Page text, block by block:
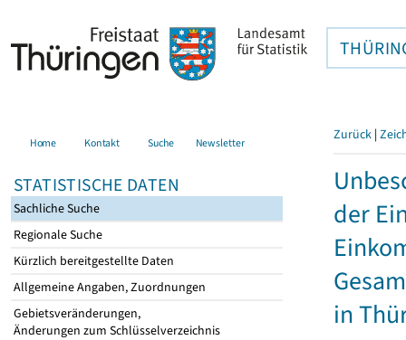
Home Kontakt Suche Newsletter
STATISTISCHE DATEN
Sachliche Suche
Regionale Suche
Kürzlich bereitgestellte Daten
Allgemeine Angaben, Zuordnungen
Gebietsveränderungen,
Änderungen zum Schlüsselverzeichnis
Zurück |
der
in